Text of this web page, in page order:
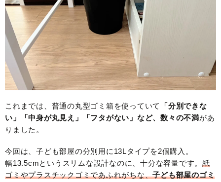
これまでは、普通の丸型ゴミ箱を使っていて
「分別できな
い」「中身が丸見え」「フタがない」など、数々の不満があ
りました。
今回は、子ども部屋の分別用に13Lタイプを2個購入。
幅13.5cmというスリムな設計なのに、十分な容量です。 紙
ゴミやプラスチックゴミであふれがちな、子ども部屋のゴミ